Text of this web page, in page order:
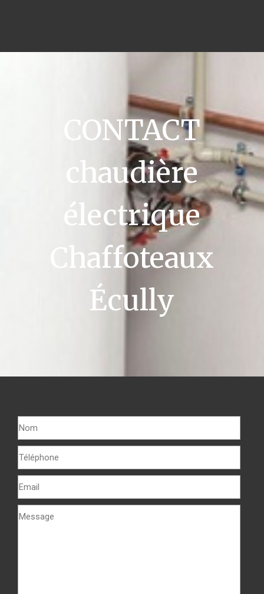
CONTACT
chaudière
électrique
Chaffoteaux
Écully